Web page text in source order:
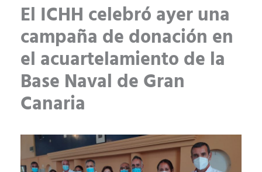
El ICHH celebró ayer una
campaña de donación en
el acuartelamiento de la
Base Naval de Gran
Canaria